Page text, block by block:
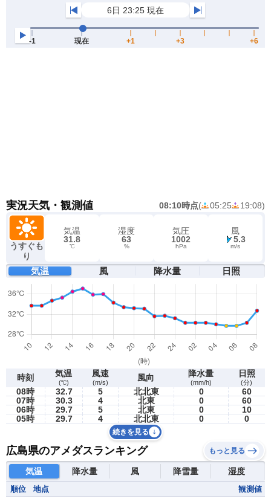
実況天気・観測値 08:10時点( 05:25 19:08)
うすぐも
り
気温
31.8
℃
湿度
63
%
気圧
1002
hPa
風
5.3
m/s
気温 風 降水量 日照
時刻 気温
(℃)
風速
(m/s) 風向 降水量
(mm/h)
日照
(分)
08時 32.7 5 北北東 0
60
07時
30.3 4 北東 0
60
06時
29.7 5 北東 0
10
05時
29.7 4 北北東 0 0
続きを見る
広島県のアメダスランキング もっと見る
気温 降水量 風 降雪量 湿度
順位 地点 観測値